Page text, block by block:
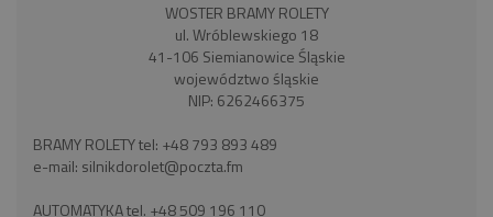
WOSTER BRAMY ROLETY
ul. Wróblewskiego 18
41-106 Siemianowice Śląskie
województwo śląskie
NIP: 6262466375
BRAMY ROLETY tel: +48 793 893 489
e-mail: silnikdorolet@poczta.fm
AUTOMATYKA tel. +48 509 196 110